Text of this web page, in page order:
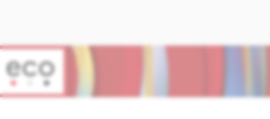
Inhalt
springen